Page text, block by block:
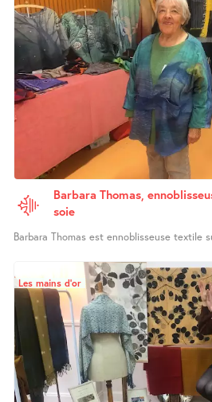
Barbara Thomas,
soie
Barbara Thomas est ennoblisseuse textile
Les mains d’or